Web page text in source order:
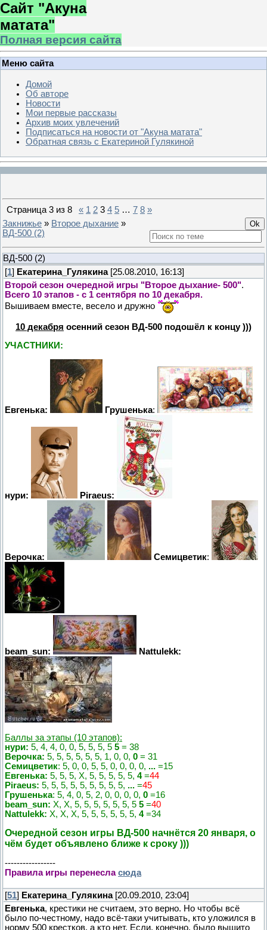
Сайт "Акуна
матата"
Полная версия сайта
Меню сайта
Домой
Об авторе
Новости
Мои первые рассказы
Архив моих увлечений
Подписаться на новости от "Акуна матата"
Обратная связь с Екатериной Гулякиной
Страница 3 из 8 « 1 2 3 4 5 … 7 8 »
Закнижье » Второе дыхание »
ВД-500 (2)
ВД-500 (2)
[1] Екатерина_Гулякина[25.08.2010, 16:13]
Второй сезон очередной игры "Второе дыхание- 500".
Всего 10 этапов - с 1 сентября по 10 декабря.
Вышиваем вместе, весело и дружно
10 декабря осенний сезон ВД-500 подошёл к концу )))
УЧАСТНИКИ:
Евгенька: Грушенька:
нури: Piraeus:
Верочка: Семицветик:
beam_sun: Nattulekk:
Баллы за этапы (10 этапов):
нури: 5, 4, 4, 0, 0, 5, 5, 5, 5 5 = 38
Верочка: 5, 5, 5, 5, 5, 5, 1, 0, 0, 0 = 31
Семицветик: 5, 0, 0, 5, 5, 0, 0, 0, 0, ... =15
Евгенька: 5, 5, 5, Х, 5, 5, 5, 5, 5, 4=44
Piraeus: 5, 5, 5, 5, 5, 5, 5, 5, 5, ... =45
Грушенька: 5, 4, 0, 5, 2, 0, 0, 0, 0, 0 =16
beam_sun: Х, Х, 5, 5, 5, 5, 5, 5, 5 5 =40
Nattulekk: Х, Х, Х, 5, 5, 5, 5, 5, 5, 4=34
Очередной сезон игры ВД-500 начнётся 20 января, о
чём будет объявлено ближе к сроку )))
-----------------
Правила игры перенесласюда
[51] Екатерина_Гулякина[20.09.2010, 23:04]
Евгенька, крестики не считаем, это верно. Но чтобы всё
было по-честному, надо всё-таки учитывать, кто уложился в
норму 500 крестков, а кто нет. Если, конечно, было вышито